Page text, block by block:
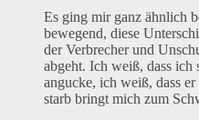
Es ging mir ganz ähnlich
bewegend, diese
der Verbrecher und
abgeht. Ich weiß, dass ich
angucke, ich weiß, dass
starb bringt mich zum